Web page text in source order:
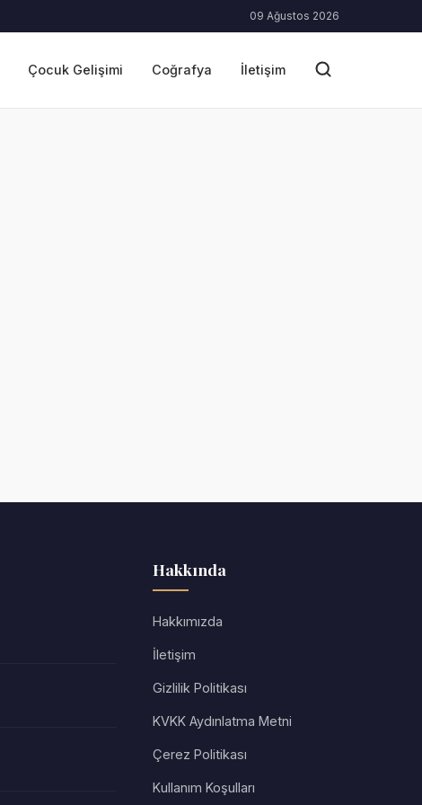
09 Ağustos 2026
Çocuk Gelişimi Coğrafya İletişim
Hakkında
Hakkımızda
İletişim
Gizlilik Politikası
KVKK Aydınlatma Metni
Çerez Politikası
Kullanım Koşulları